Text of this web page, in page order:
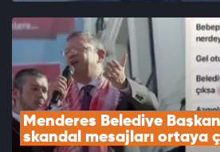
Menderes Belediye
skandal mesajları ortaya